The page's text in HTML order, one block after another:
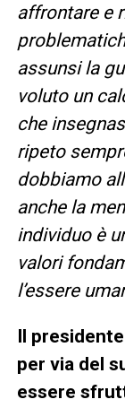
affrontare e
assunsi la
voluto un
che
ripeto
dobbiamo
anche la
individuo è
valori
l’essere
Il
per via del
essere